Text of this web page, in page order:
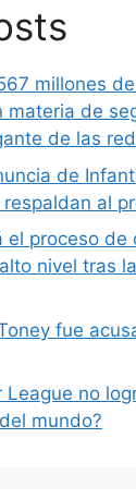
millones
materia de
de las
de
al
el proceso de
nivel tras
fue
League no
mundo?